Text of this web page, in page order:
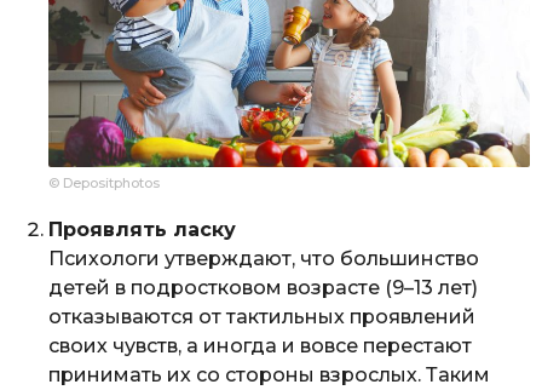
© Depositphotos
Проявлять ласку
Психологи утверждают, что большинство
детей в подростковом возрасте (9–13 лет)
отказываются от тактильных проявлений
своих чувств, а иногда и вовсе перестают
принимать их со стороны взрослых. Таким